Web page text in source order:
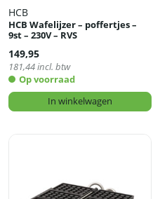
HCB
HCB Wafelijzer – poffertjes –
9st – 230V – RVS
149,95
181,44incl. btw
Op voorraad
In winkelwagen